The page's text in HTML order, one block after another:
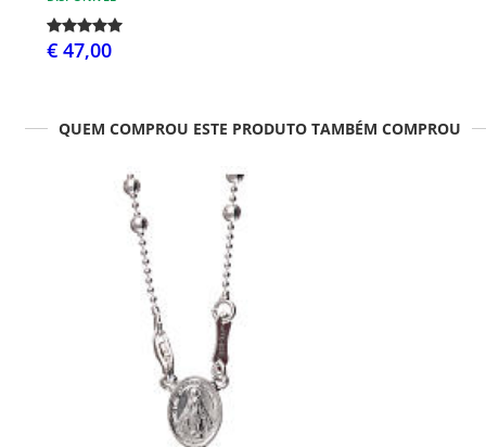
€ 47,00
QUEM COMPROU ESTE PRODUTO TAMBÉM COMPROU